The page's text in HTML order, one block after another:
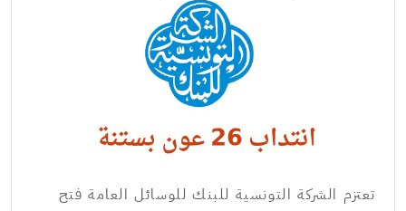
تعتزم الشركة التونسية للبنك للوسائل العامة فتح